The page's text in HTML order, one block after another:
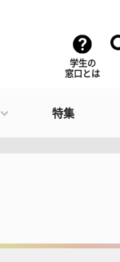
学生の
窓口とは
特集